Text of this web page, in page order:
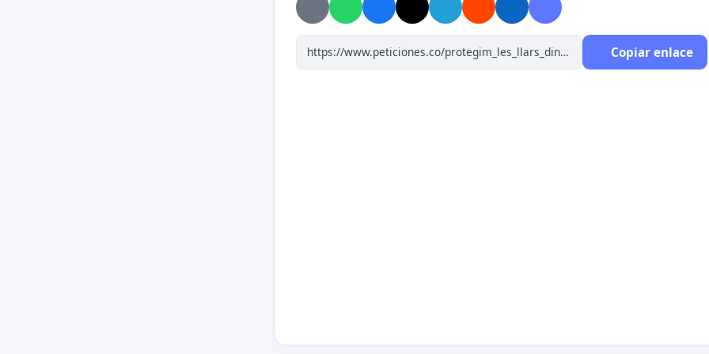
educatiu els infants menors d’un any
amb el problema que això
suposa per les famílies, donada la manca de places de nadons
que hi ha a la comarca.
Copiar enlace